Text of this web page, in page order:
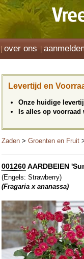
over ons
Levertijd en
Onze huidige
Is alles op
Zaden > Groenten en Fruit
001260AARDBEIEN
(Engels: Strawberry)
(Fragaria x ananassa)